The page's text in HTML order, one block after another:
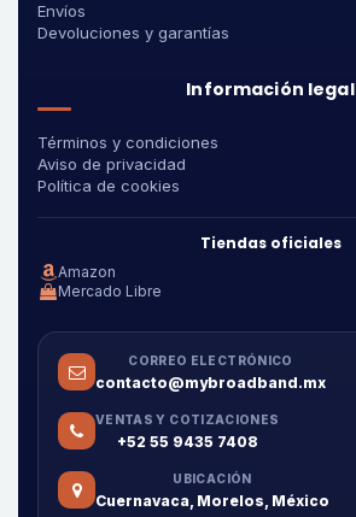
Envíos
Devoluciones y garantías
Información legal
Términos y condiciones
Aviso de privacidad
Política de cookies
Tiendas oficiales
Amazon
Mercado Libre
CORREO ELECTRÓNICO
contacto@mybroadband.mx
VENTAS Y COTIZACIONES
+52 55 9435 7408
UBICACIÓN
Cuernavaca, Morelos, México